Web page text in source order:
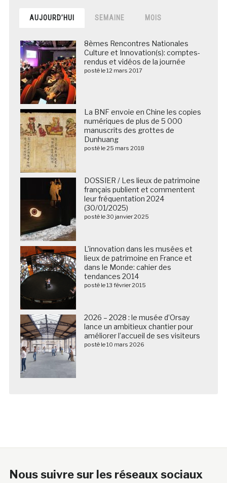
AUJOURD’HUI SEMAINE MOIS
8èmes Rencontres Nationales
Culture et Innovation(s): comptes-
rendus et vidéos de la journée
posté le 12 mars 2017
La BNF envoie en Chine les copies
numériques de plus de 5 000
manuscrits des grottes de
Dunhuang
posté le 25 mars 2018
DOSSIER / Les lieux de patrimoine
français publient et commentent
leur fréquentation 2024
(30/01/2025)
posté le 30 janvier 2025
L’innovation dans les musées et
lieux de patrimoine en France et
dans le Monde: cahier des
tendances 2014
posté le 13 février 2015
2026 – 2028 : le musée d’Orsay
lance un ambitieux chantier pour
améliorer l’accueil de ses visiteurs
posté le 10 mars 2026
Nous suivre sur les réseaux sociaux